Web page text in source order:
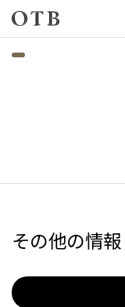
Skip to main content
その他の情報